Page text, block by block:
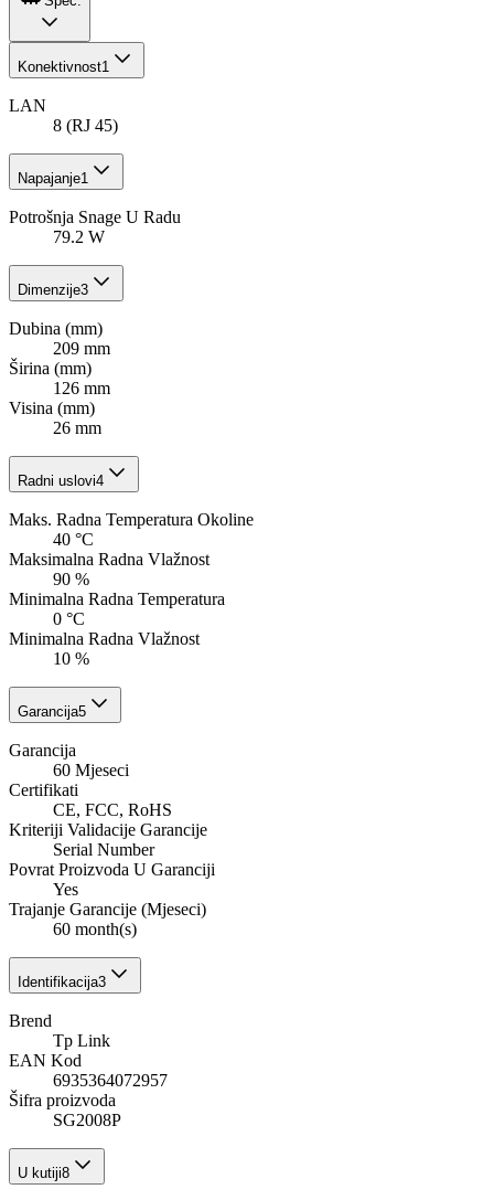
Konektivnost1
LAN
8 (RJ 45)
Napajanje1
Potrošnja Snage U Radu
79.2 W
Dimenzije3
Dubina (mm)
209 mm
Širina (mm)
126 mm
Visina (mm)
26 mm
Radni uslovi4
Maks. Radna Temperatura Okoline
40 °C
Maksimalna Radna Vlažnost
90 %
Minimalna Radna Temperatura
0 °C
Minimalna Radna Vlažnost
10 %
Garancija5
Garancija
60 Mjeseci
Certifikati
CE, FCC, RoHS
Kriteriji Validacije Garancije
Serial Number
Povrat Proizvoda U Garanciji
Yes
Trajanje Garancije (Mjeseci)
60 month(s)
Identifikacija3
Brend
Tp Link
EAN Kod
6935364072957
Šifra proizvoda
SG2008P
U kutiji8